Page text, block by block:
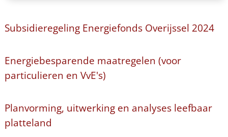
Subsidieregeling Energiefonds Overijssel 2024
Energiebesparende maatregelen (voor
particulieren en VvE's)
Planvorming, uitwerking en analyses leefbaar
platteland